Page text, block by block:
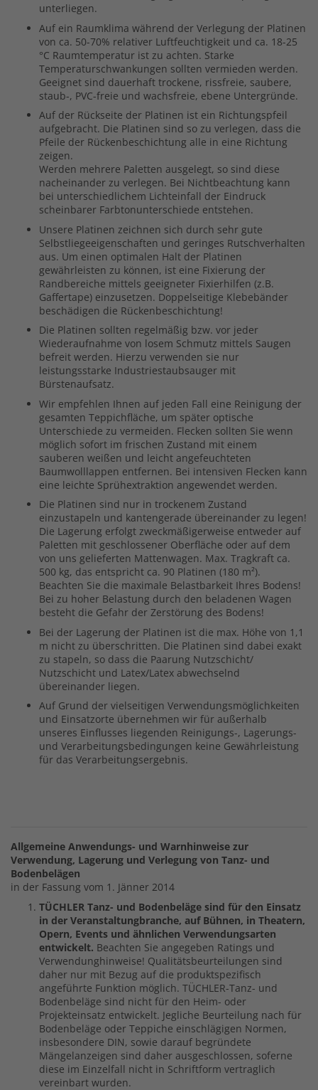
unterliegen.
Auf ein Raumklima während der Verlegung der Platinen
von ca. 50-70% relativer Luftfeuchtigkeit und ca. 18-25
°C Raumtemperatur ist zu achten. Starke
Temperaturschwankungen sollten vermieden werden.
Geeignet sind dauerhaft trockene, rissfreie, saubere,
staub-, PVC-freie und wachsfreie, ebene Untergründe.
Auf der Rückseite der Platinen ist ein Richtungspfeil
aufgebracht. Die Platinen sind so zu verlegen, dass die
Pfeile der Rückenbeschichtung alle in eine Richtung
zeigen.
Werden mehrere Paletten ausgelegt, so sind diese
nacheinander zu verlegen. Bei Nichtbeachtung kann
bei unterschiedlichem Lichteinfall der Eindruck
scheinbarer Farbtonunterschiede entstehen.
Unsere Platinen zeichnen sich durch sehr gute
Selbstliegeeigenschaften und geringes Rutschverhalten
aus. Um einen optimalen Halt der Platinen
gewährleisten zu können, ist eine Fixierung der
Randbereiche mittels geeigneter Fixierhilfen (z.B.
Gaffertape) einzusetzen. Doppelseitige Klebebänder
beschädigen die Rückenbeschichtung!
Die Platinen sollten regelmäßig bzw. vor jeder
Wiederaufnahme von losem Schmutz mittels Saugen
befreit werden. Hierzu verwenden sie nur
leistungsstarke Industriestaubsauger mit
Bürstenaufsatz.
Wir empfehlen Ihnen auf jeden Fall eine Reinigung der
gesamten Teppichfläche, um später optische
Unterschiede zu vermeiden. Flecken sollten Sie wenn
möglich sofort im frischen Zustand mit einem
sauberen weißen und leicht angefeuchteten
Baumwolllappen entfernen. Bei intensiven Flecken kann
eine leichte Sprühextraktion angewendet werden.
Die Platinen sind nur in trockenem Zustand
einzustapeln und kantengerade übereinander zu legen!
Die Lagerung erfolgt zweckmäßigerweise entweder auf
Paletten mit geschlossener Oberfläche oder auf dem
von uns gelieferten Mattenwagen. Max. Tragkraft ca.
500 kg, das entspricht ca. 90 Platinen (180 m²).
Beachten Sie die maximale Belastbarkeit Ihres Bodens!
Bei zu hoher Belastung durch den beladenen Wagen
besteht die Gefahr der Zerstörung des Bodens!
Bei der Lagerung der Platinen ist die max. Höhe von 1,1
m nicht zu überschritten. Die Platinen sind dabei exakt
zu stapeln, so dass die Paarung Nutzschicht/
Nutzschicht und Latex/Latex abwechselnd
übereinander liegen.
Auf Grund der vielseitigen Verwendungsmöglichkeiten
und Einsatzorte übernehmen wir für außerhalb
unseres Einflusses liegenden Reinigungs-, Lagerungs-
und Verarbeitungsbedingungen keine Gewährleistung
für das Verarbeitungsergebnis.
Allgemeine Anwendungs- und Warnhinweise zur
Verwendung, Lagerung und Verlegung von Tanz- und
Bodenbelägen
in der Fassung vom 1. Jänner 2014
TÜCHLER Tanz- und Bodenbeläge sind für den Einsatz
in der Veranstaltungbranche, auf Bühnen, in Theatern,
Opern, Events und ähnlichen Verwendungsarten
entwickelt. Beachten Sie angegeben Ratings und
Verwendunghinweise! Qualitätsbeurteilungen sind
daher nur mit Bezug auf die produktspezifisch
angeführte Funktion möglich. TÜCHLER-Tanz- und
Bodenbeläge sind nicht für den Heim- oder
Projekteinsatz entwickelt. Jegliche Beurteilung nach für
Bodenbeläge oder Teppiche einschlägigen Normen,
insbesondere DIN, sowie darauf begründete
Mängelanzeigen sind daher ausgeschlossen, soferne
diese im Einzelfall nicht in Schriftform vertraglich
vereinbart wurden.